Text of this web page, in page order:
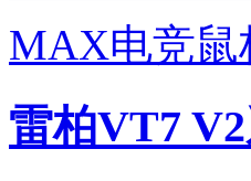
MAX电竞鼠
雷柏VT7